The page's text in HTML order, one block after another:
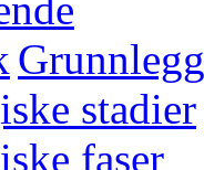
stadier
faser